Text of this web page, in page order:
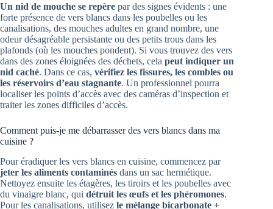
Un nid de mouche se repère par des signes évidents : une
forte présence de vers blancs dans les poubelles ou les
canalisations, des mouches adultes en grand nombre, une
odeur désagréable persistante ou des petits trous dans les
plafonds (où les mouches pondent). Si vous trouvez des vers
dans des zones éloignées des déchets, cela peut indiquer un
nid caché. Dans ce cas, vérifiez les fissures, les combles ou
les réservoirs d’eau stagnante. Un professionnel pourra
localiser les points d’accès avec des caméras d’inspection et
traiter les zones difficiles d’accès.
Comment puis-je me débarrasser des vers blancs dans ma
cuisine ?
Pour éradiquer les vers blancs en cuisine, commencez par
jeter les aliments contaminés dans un sac hermétique.
Nettoyez ensuite les étagères, les tiroirs et les poubelles avec
du vinaigre blanc, qui détruit les œufs et les phéromones.
Pour les canalisations, utilisez le mélange bicarbonate +